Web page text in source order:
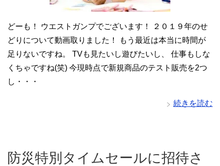
どーも！ ウエストガンプでございます！ ２０１９年のせ
どりについて動画取りました！ もう最近は本当に時間が
足りないですね。 TVも見たいし遊びたいし、 仕事もしな
くちゃですね(笑) 今現時点で新規商品のテスト販売を2つ
し・・・
続きを読む
防災特別タイムセールに招待さ